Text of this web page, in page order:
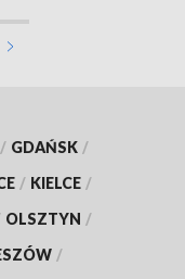
/ GDAŃSK /
/ KIELCE /
OLSZTYN /
/